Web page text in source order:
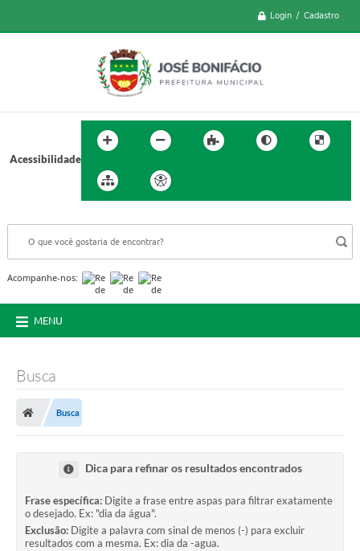
Login / Cadastro
Acessibilidade
Acompanhe-nos:
MENU
Busca
Busca
Dica para refinar os resultados encontrados
Frase específica: Digite a frase entre aspas para filtrar exatamente
o desejado. Ex: "dia da água".
Exclusão: Digite a palavra com sinal de menos (-) para excluir
resultados com a mesma. Ex: dia da -agua.